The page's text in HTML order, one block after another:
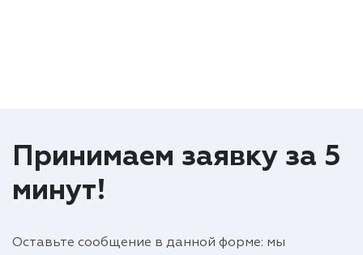
Принимаем заявку за 5
минут!
Оставьте сообщение в данной форме: мы